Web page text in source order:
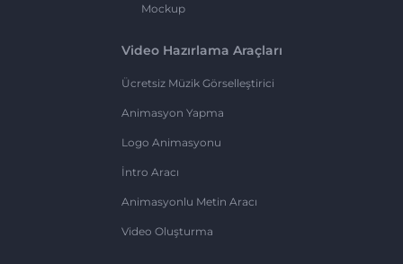
Mockup
Video Hazırlama Araçları
Ücretsiz Müzik Görselleştirici
Animasyon Yapma
Logo Animasyonu
İntro Aracı
Animasyonlu Metin Aracı
Video Oluşturma